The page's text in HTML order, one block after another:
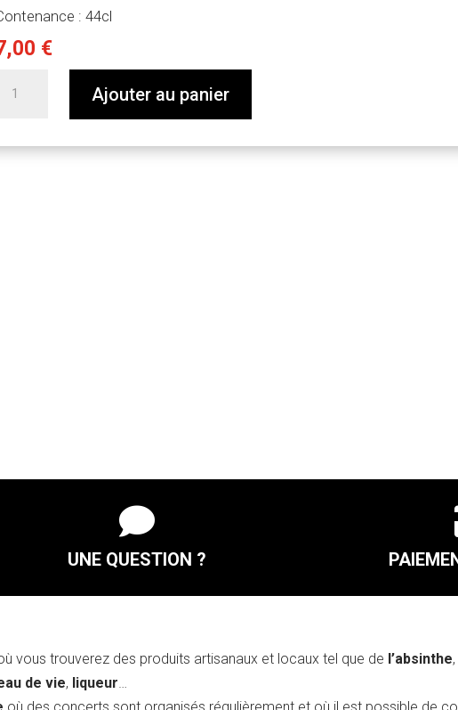
: 44cl
€
Ajouter au panier

UNE QUESTION ?
vous trouverez des produits artisanaux et locaux tel que de l’absinthe,
de vie, liqueur